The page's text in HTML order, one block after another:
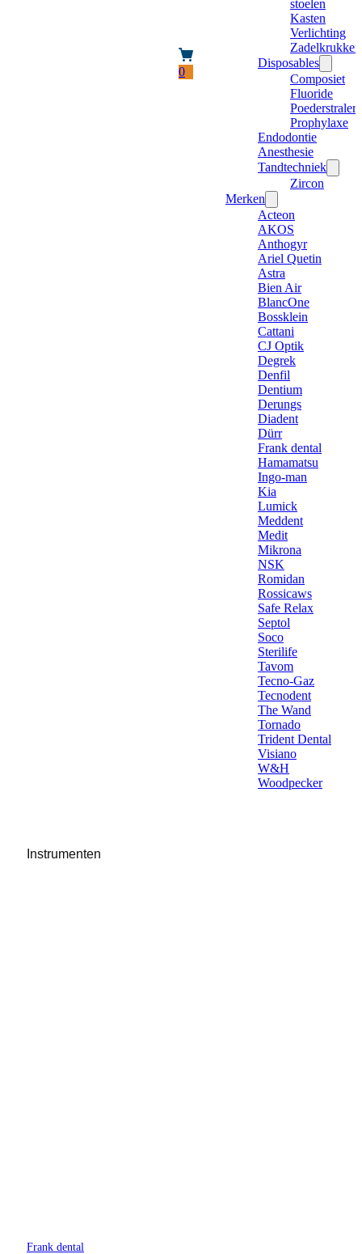
0
stoelen
Kasten
Verlichting
Zadelkrukken
Disposables
Composiet
Fluoride
Poederstraler
Prophylaxe
Endodontie
Anesthesie
Tandtechniek
Zircon
Merken
Acteon
AKOS
Anthogyr
Ariel Quetin
Astra
Bien Air
BlancOne
Bossklein
Cattani
CJ Optik
Degrek
Denfil
Dentium
Derungs
Diadent
Dürr
Frank dental
Hamamatsu
Ingo-man
Kia
Lumick
Meddent
Medit
Mikrona
NSK
Romidan
Rossicaws
Safe Relax
Septol
Soco
Sterilife
Tavom
Tecno-Gaz
Tecnodent
The Wand
Tornado
Trident Dental
Visiano
W&H
Woodpecker
Instrumenten
Frank dental